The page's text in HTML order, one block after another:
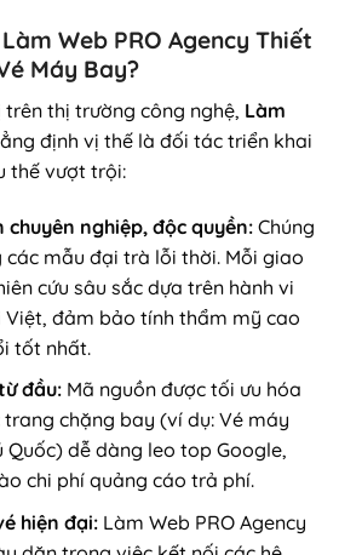
Web PRO Agency Thiết
Máy Bay?
thị trường công nghệ, Làm
định vị thế là đối tác triển khai
thế vượt trội:
nghiệp, độc quyền:Chúng
các mẫu đại trà lỗi thời. Mỗi giao
cứu sâu sắc dựa trên hành vi
Việt, đảm bảo tính thẩm mỹ cao
tốt nhất.
đầu:Mã nguồn được tối ưu hóa
chặng bay (ví dụ: Vé máy
Quốc) dễ dàng leo top Google,
chi phí quảng cáo trả phí.
hiện đại:Làm Web PRO Agency